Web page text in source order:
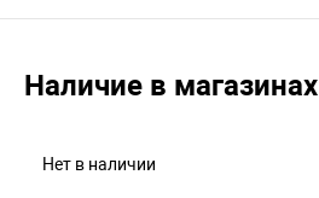
Наличие в магазинах
Нет в наличии